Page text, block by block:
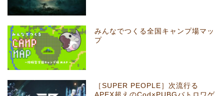
みんなでつくる全国キャンプ場マッ
プ
［SUPER PEOPLE］次流行る
APEX超えのCod×PUBGバトロワゲ